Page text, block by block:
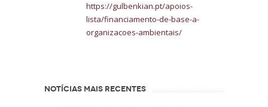
https://gulbenkian.pt/apoios-
lista/financiamento-de-base-a-
organizacoes-ambientais/
NOTÍCIAS MAIS RECENTES